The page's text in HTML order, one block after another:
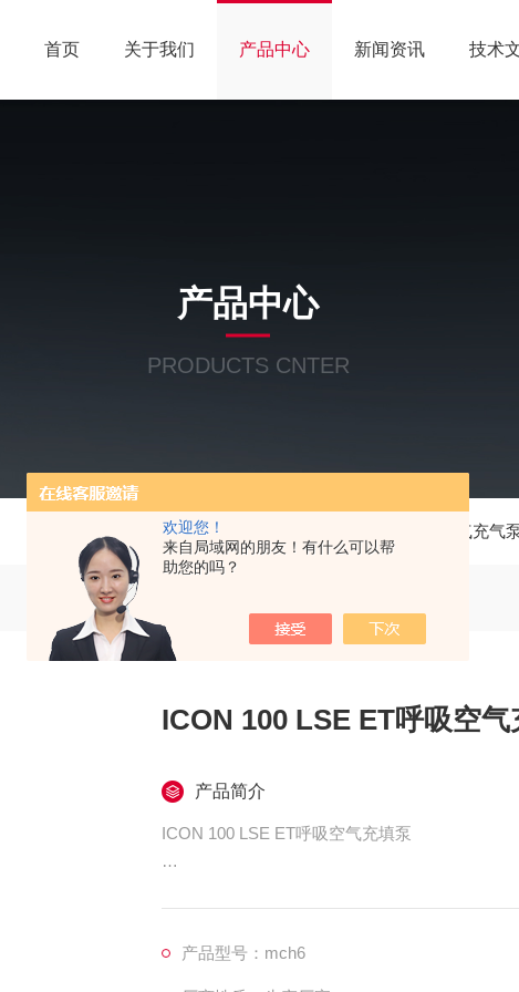
欢迎您！
来自局域网的朋友！有什么可以帮
助您的吗？
首页 关于我们 产品中心 新闻资讯 技术
产品中心
PRODUCTS CNTER
当前位置：首页 科尔奇呼吸空气充气
ICON 100 LSE ET呼吸空气
产品简介
ICON 100 LSE ET呼吸空气充填泵
防爆充气箱
产品型号：mch6